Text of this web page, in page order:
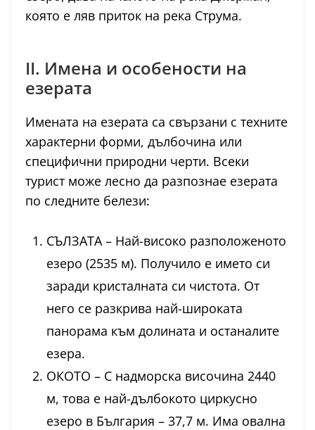
която е ляв приток на река Струма.
II. Имена и особености на
езерата
Имената на езерата са свързани с техните
характерни форми, дълбочина или
специфични природни черти. Всеки
турист може лесно да разпознае езерата
по следните белези:
СЪЛЗАТА – Най-високо разположеното
езеро (2535 м). Получило е името си
заради кристалната си чистота. От
него се разкрива най-широката
панорама към долината и останалите
езера.
ОКОТО – С надморска височина 2440
м, това е най-дълбокото циркусно
езеро в България – 37,7 м. Има овална